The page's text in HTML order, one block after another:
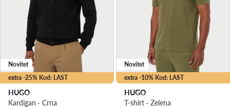
extra -25% Kod: LAST
Novitet
HUGO
Kardigan · Crna
extra -10% Kod: LAST
Novitet
HUGO
T-shirt · Zelena